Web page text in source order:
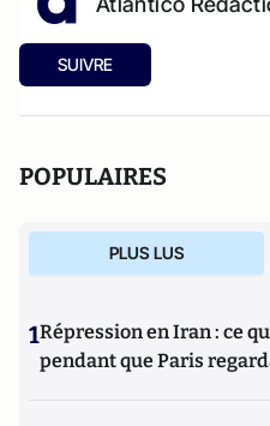
SUIVRE
POPULAIRES
PLUS LUS
1Répression en Iran : ce
pendant que Paris